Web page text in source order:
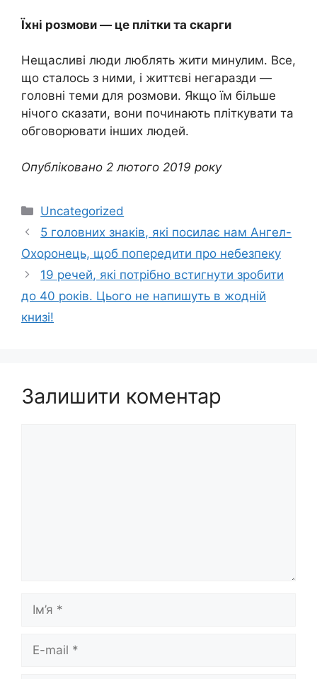
Їхні розмови — це плітки та скарги
Нещасливі люди люблять жити минулим. Все,
що сталось з ними, і життєві негаразди —
головні теми для розмови. Якщо їм більше
нічого сказати, вони починають пліткувати та
обговорювати інших людей.
Опубліковано 2 лютого 2019 року
Категорії
Uncategorized
5 головних знаків, які посилає нам Ангел-
Охоронець, щоб попередити про небезпеку
19 речей, які потрібно встигнути зробити
до 40 років. Цього не напишуть в жодній
книзі!
Залишити коментар
mail